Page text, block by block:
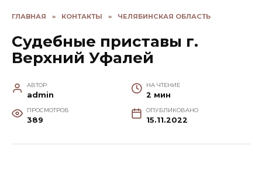
ГЛАВНАЯ » КОНТАКТЫ » ЧЕЛЯБИНСКАЯ ОБЛАСТЬ
Судебные приставы г.
Верхний Уфалей
АВТОР
admin
НА ЧТЕНИЕ
2 мин
ПРОСМОТРОВ
389
ОПУБЛИКОВАНО
15.11.2022